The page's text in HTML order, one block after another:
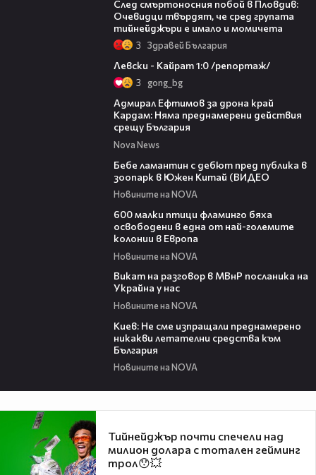
След смъртоносния побой в Пловдив:
Очевидци твърдят, че сред групата
тийнейджъри е имало и момичета
3 Здравей България
Левски - Кайрат 1:0 /репортаж/
3 gong_bg
Адмирал Ефтимов за дрона край
Кардам: Няма преднамерени действия
срещу България
Nova News
Бебе ламантин с дебют пред публика в
зоопарк в Южен Китай (ВИДЕО
Новините на NOVA
600 малки птици фламинго бяха
освободени в една от най-големите
колонии в Европа
Новините на NOVA
Викат на разговор в МВнР посланика на
Украйна у нас
Новините на NOVA
Киев: Не сме изпращали преднамерено
никакви летателни средства към
България
Новините на NOVA
Тийнейджър почти спечели над
милион долара с тотален гейминг
трол😯💥